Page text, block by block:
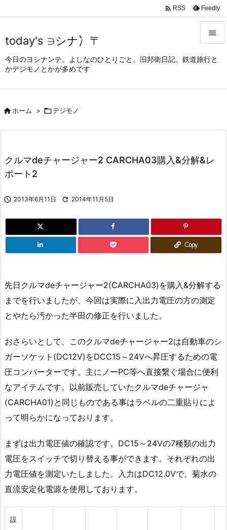
today's ∋シナ冫〒
今日のヨシナンテ。よしなのひとりごと。旧邦衛日記。鉄道旅行と
かデジモノとかが多めです


メニュ
サイド


 RSS Feedly
ホーム > デジモノ
クルマdeチャージャー2 CARCHA03購入&分解&レ
ポート2
 2013年6月11日  2014年11月5日
Copy
先日クルマdeチャージャー2(CARCHA03)を購入&分解する
までを行いましたが、今回は実際に入出力電圧の方の測定
とやたら汚かった半田の修正を行いました。
おさらいとして、このクルマdeチャージャー2は自動車のシ
ガーソケット(DC12V)をDCC15～24Vへ昇圧するための電
圧コンバーターです。主にノーPC等へ直接繋ぐ場合に便利
なアイテムです。以前販売していたクルマdeチャージャ
(CARCHA01)と同じものである事はラベルの二重貼りによ
って明らかになっております。
まずは出力電圧値の確認です。DC15～24Vの7種類の出力
電圧をスイッチで切り替える事ができます。それぞれの出
力電圧値を測定いたしました。入力はDC12.0Vで、菊水の
直流安定化電源を使用しております。
設